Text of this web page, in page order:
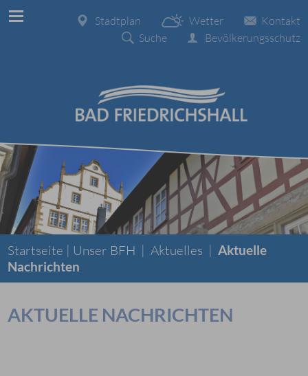
Kontakt
Wetter
Stadtplan
Bevölkerungsschutz
Suche
Startseite | Unser BFH |Aktuelles |Aktuelle
Nachrichten
AKTUELLE NACHRICHTEN